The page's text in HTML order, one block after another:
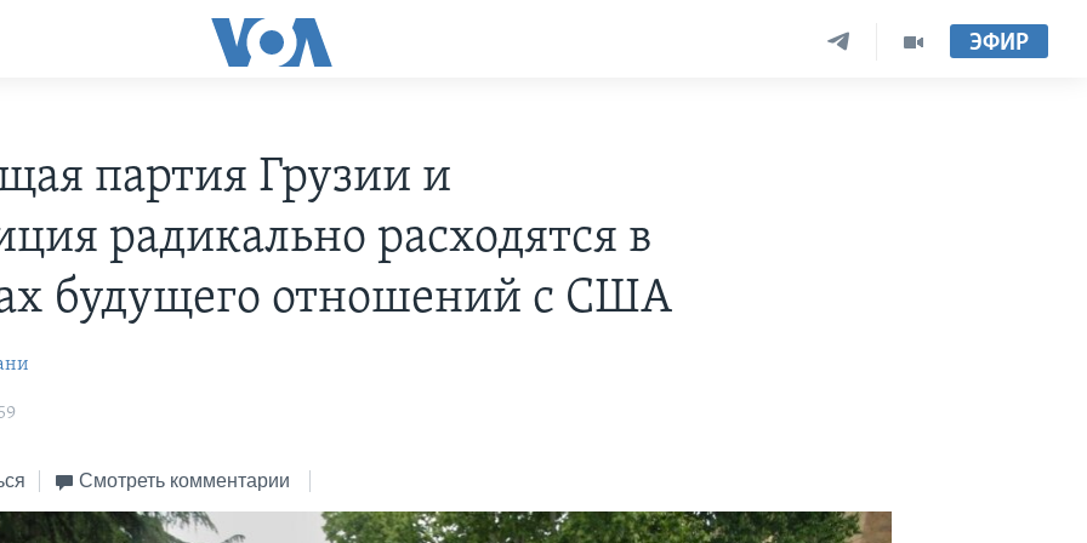
ЭФИР
партия Грузии и
радикально расходятся в
будущего отношений с США
Смотреть комментарии